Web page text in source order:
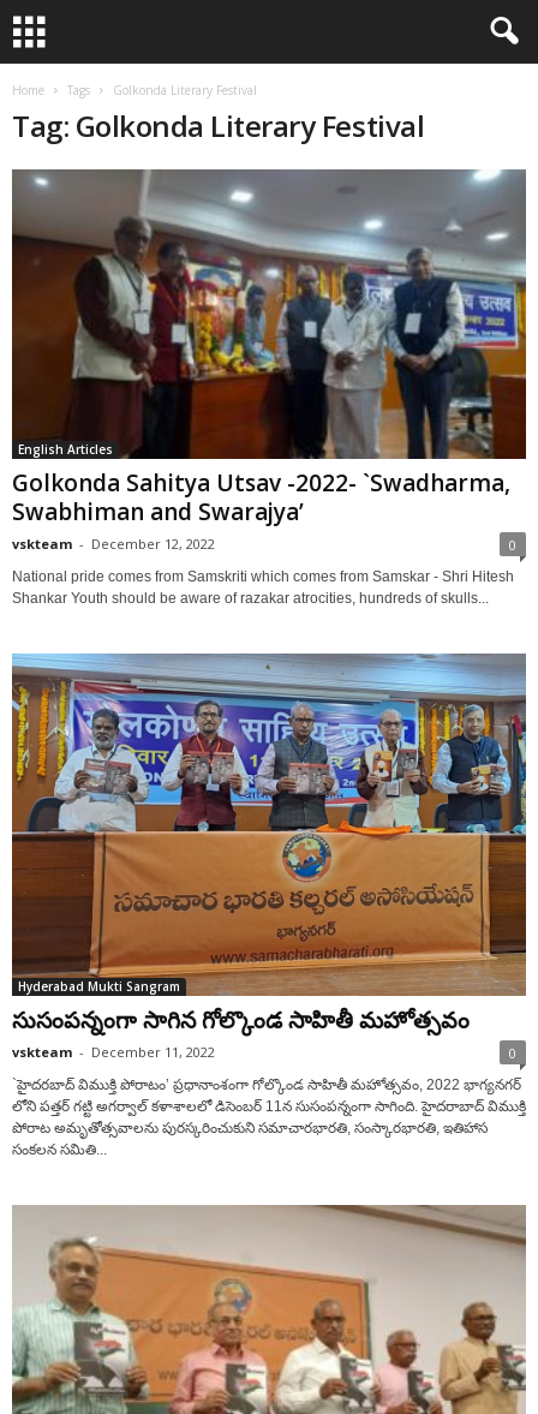
Home Tags Golkonda Literary Festival
Tag: Golkonda Literary Festival
English Articles
Golkonda Sahitya Utsav -2022- `Swadharma,
Swabhiman and Swarajya’
vskteam - December 12, 2022 0
National pride comes from Samskriti which comes from Samskar - Shri Hitesh
Shankar Youth should be aware of razakar atrocities, hundreds of skulls...
Hyderabad Mukti Sangram
సుసంపన్నంగా సాగిన గోల్కొండ సాహితీ మహోత్సవం
vskteam - December 11, 2022 0
`హైదరబాద్ విముక్తి పోరాటం’ ప్రధానాంశంగా గోల్కొండ సాహితీ మహోత్సవం, 2022 భాగ్యనగర్
లోని పత్తర్ గట్టి అగర్వాల్ కళాశాలలో డిసెంబర్ 11న సుసంపన్నంగా సాగింది. హైదరాబాద్ విముక్తి
పోరాట అమృతోత్సవాలను పురస్కరించుకుని సమాచారభారతి, సంస్కారభారతి, ఇతిహాస
సంకలన సమితి...